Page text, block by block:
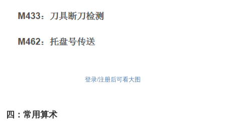
登录/注册后可看大图
四：常用算术